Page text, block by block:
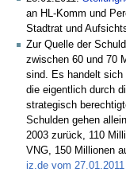
an HL-Komm und
Stadtrat und
Zur Quelle der
zwischen 60 und 70
sind. Es handelt
die eigentlich durch
strategisch
Schulden gehen
2003 zurück, 110
VNG, 150 Millionen
iz.de vom 27.01.2011